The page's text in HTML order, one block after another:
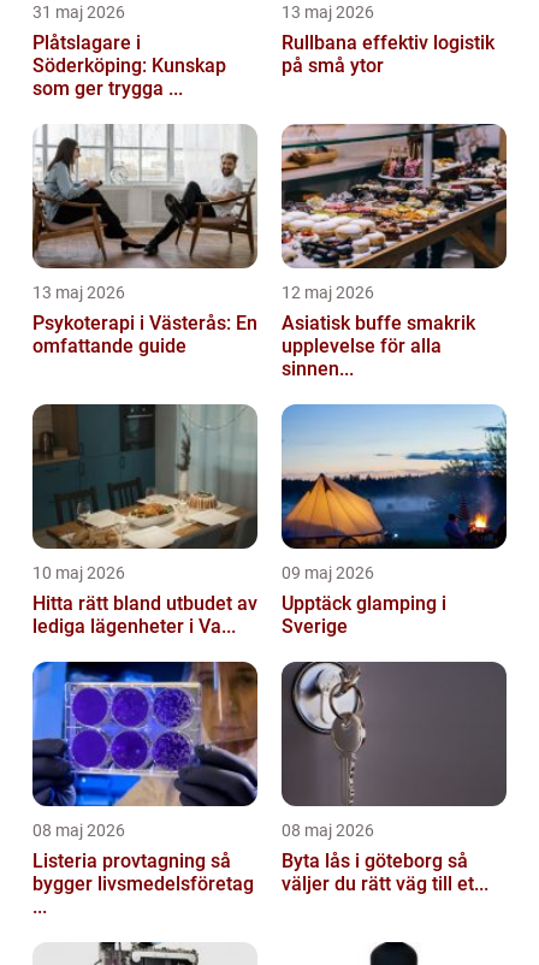
31 maj 2026
Plåtslagare i
Söderköping: Kunskap
som ger trygga ...
13 maj 2026
Rullbana effektiv logistik
på små ytor
13 maj 2026
Psykoterapi i Västerås: En
omfattande guide
12 maj 2026
Asiatisk buffe smakrik
upplevelse för alla
sinnen...
10 maj 2026
Hitta rätt bland utbudet av
lediga lägenheter i Va...
09 maj 2026
Upptäck glamping i
Sverige
08 maj 2026
Listeria provtagning så
bygger livsmedelsföretag
...
08 maj 2026
Byta lås i göteborg så
väljer du rätt väg till et...